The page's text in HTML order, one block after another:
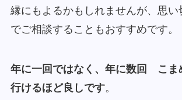
縁にもよるかもしれませんが、思い
でご相談することもおすすめです。
年に一回ではなく、年に数回 こま
行けるほど良しです。